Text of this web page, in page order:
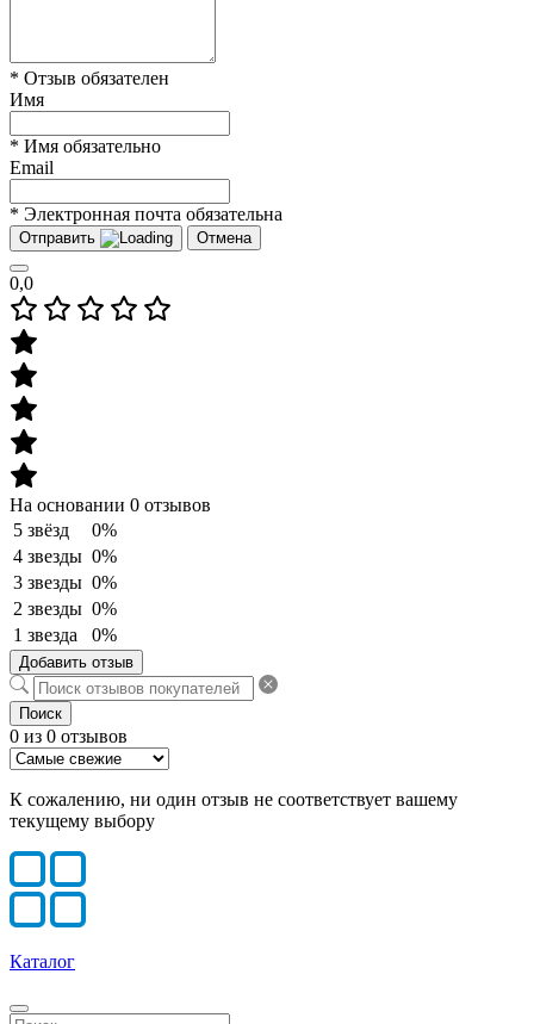
* Отзыв обязателен
Имя
* Имя обязательно
Email
* Электронная почта обязательна
Отправить Отмена
0,0
На основании 0 отзывов
5 звёзд
0%
4 звезды 0%
3 звезды 0%
2 звезды 0%
1 звезда
0%
Добавить отзыв
Поиск
0 из 0 отзывов
К сожалению, ни один отзыв не соответствует вашему
текущему выбору
Каталог